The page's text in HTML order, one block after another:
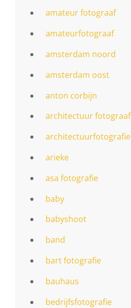
amateur fotograaf
amateurfotograaf
amsterdam noord
amsterdam oost
anton corbijn
architectuur fotograaf
architectuurfotografie
arieke
asa fotografie
baby
babyshoot
band
bart fotografie
bauhaus
bedrijfsfotografie